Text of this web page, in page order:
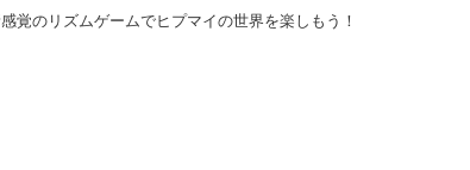
覚のリズムゲームでヒプマイの世界を楽しもう！